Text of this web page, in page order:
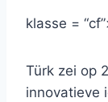
klasse =
Türk zei op
innovatieve